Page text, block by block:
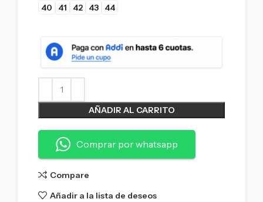
40 41 42 43 44
AÑADIR AL CARRITO
Comprar por whatsapp
Compare
Añadir a la lista de deseos